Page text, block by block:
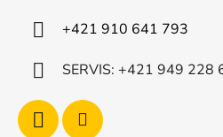
+421 910 641 793
SERVIS: +421 949 228